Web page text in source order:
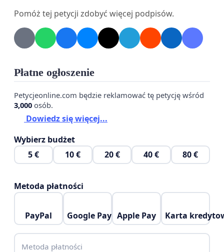
zwiększenie liczby personelu na zmianach oraz
wstrzymanie redukcji
doświadczonej załogi.
Liczymy na to, że Państwa decyzje pozwolą nam
komfortowych warunkach i nie będziemy zmuszeni
szukać innego miejsca na
codzienne zakupy.
Z wyrazami szacunku,
Mieszkańcy, Klienci, Sąsiedzi sklepu
Pomóż tej petycji zdobyć więcej podpisów.
Płatne ogłoszenie
Petycjeonline.com będzie reklamować tę petycję wśród
3,000 osób.
Dowiedz się więcej...
Wybierz budżet
5 €
10 € 20 € 40 € 80 €
Metoda płatności
PayPal Google Pay Apple Pay Karta
Metoda płatności